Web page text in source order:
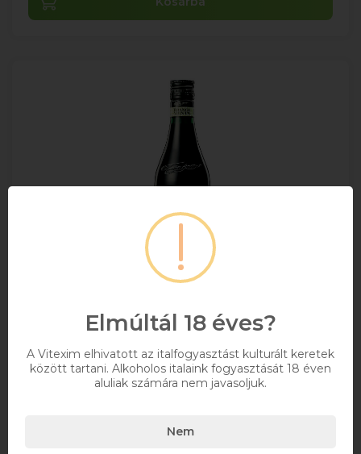
Fernet Menta Likőr 0.7l DRS
Elmúltál 18 éves?
A Vitexim elhivatott az italfogyasztást kulturált keretek
között tartani. Alkoholos italaink fogyasztását 18 éven
aluliak számára nem javasoljuk.
Nem